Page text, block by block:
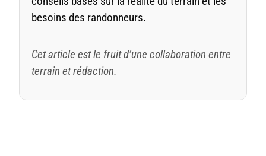
besoins des randonneurs.
Cet article est le fruit d’une collaboration entre
terrain et rédaction.